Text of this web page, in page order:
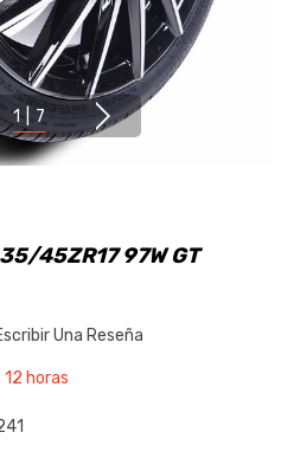
1 7
45ZR17 97W GT
Una Reseña
horas